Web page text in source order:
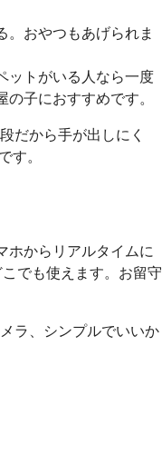
。おやつもあげられま
ットがいる人なら一度
子におすすめです。
だから手が出しにく
す。
ホからリアルタイムに
でも使えます。お留守
ラ、シンプルでいいか